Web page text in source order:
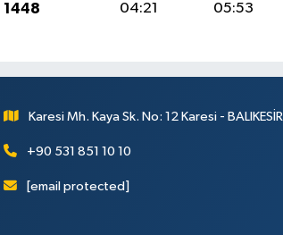
1448 04:21 05:53
Karesi Mh. Kaya Sk. No: 12 Karesi - BALIKESİR
+90 531 851 10 10
[email protected]